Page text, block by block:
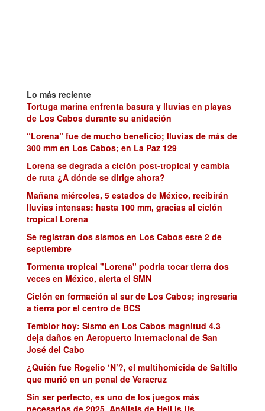
Lo más reciente
Tortuga marina enfrenta basura y lluvias en playas
de Los Cabos durante su anidación
“Lorena” fue de mucho beneficio; lluvias de más de
300 mm en Los Cabos; en La Paz 129
Lorena se degrada a ciclón post-tropical y cambia
de ruta ¿A dónde se dirige ahora?
Mañana miércoles, 5 estados de México, recibirán
lluvias intensas: hasta 100 mm, gracias al ciclón
tropical Lorena
Se registran dos sismos en Los Cabos este 2 de
septiembre
Tormenta tropical "Lorena" podría tocar tierra dos
veces en México, alerta el SMN
Ciclón en formación al sur de Los Cabos; ingresaría
a tierra por el centro de BCS
Temblor hoy: Sismo en Los Cabos magnitud 4.3
deja daños en Aeropuerto Internacional de San
José del Cabo
¿Quién fue Rogelio ‘N’?, el multihomicida de Saltillo
que murió en un penal de Veracruz
Sin ser perfecto, es uno de los juegos más
necesarios de 2025. Análisis de Hell is Us